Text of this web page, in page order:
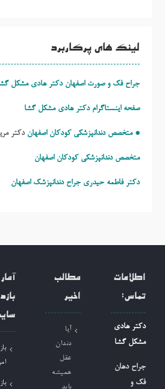
لینک های پرکاربرد
جراح فک و صورت اصفهان دکتر هادی مشکل
صفحه اینستاگرام دکتر هادی مشکل گشا
* متخصص دندانپزشکی کودکان اصفهان دکتر
متخصص دندانپزشکی کودکان اصفهان
دکتر فاطمه حیدری جراح دندانپزشک اصفهان
اطلاعات
تماس:
دکتر هادی
مشکل گشا
جراح دهان
فک و
مطالب
اخیر
آیا
دندان
عقل
همیشه
آمار